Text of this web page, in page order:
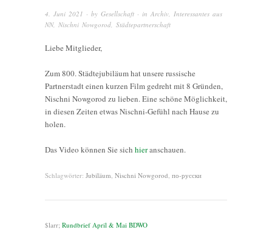
4. Juni 2021 · by Gesellschaft · in Archiv, Interessantes aus
NN, Nischni Nowgorod, Städtepartnerschaft
Liebe Mitglieder,
Zum 800. Städtejubiläum hat unsere russische
Partnerstadt einen kurzen Film gedreht mit 8 Gründen,
Nischni Nowgorod zu lieben. Eine schöne Möglichkeit,
in diesen Zeiten etwas Nischni-Gefühl nach Hause zu
holen.
Das Video können Sie sich hieranschauen.
Schlagwörter: Jubiläum Nischni Nowgorod по-русски
$larr; Rundbrief April & Mai BDWO